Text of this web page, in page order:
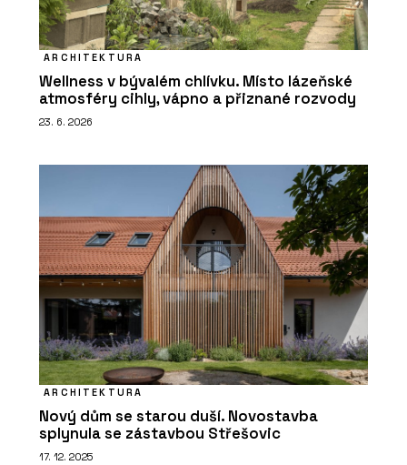
ARCHITEKTURA
Wellness v bývalém chlívku. Místo lázeňské
atmosféry cihly, vápno a přiznané rozvody
23. 6. 2026
ARCHITEKTURA
Nový dům se starou duší. Novostavba
splynula se zástavbou Střešovic
17. 12. 2025